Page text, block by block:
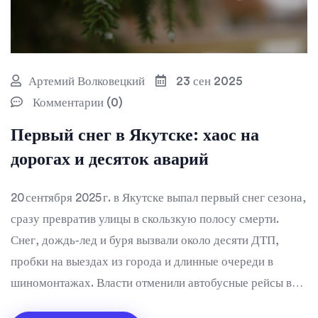
Артемий Волковецкий
23 сен 2025
Комментарии (0)
Первый снег в Якутске: хаос на
дорогах и десяток аварий
20 сентября 2025 г. в Якутске выпал первый снег сезона,
сразу превратив улицы в скользкую полосу смерти.
Снег, дождь‑лед и буря вызвали около десяти ДТП,
пробки на выездах из города и длинные очереди в
шиномонтажах. Власти отменили автобусные рейсы в